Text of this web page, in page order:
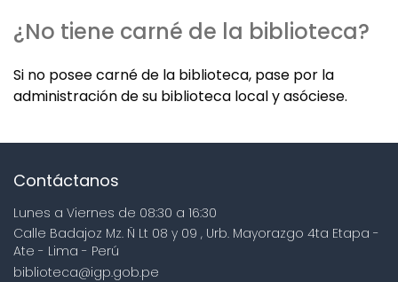
¿No tiene carné de la biblioteca?
Si no posee carné de la biblioteca, pase por la
administración de su biblioteca local y asóciese.
Contáctanos
Lunes a Viernes de 08:30 a 16:30
Calle Badajoz Mz. Ñ Lt 08 y 09 , Urb. Mayorazgo 4ta Etapa -
Ate - Lima - Perú
biblioteca@igp.gob.pe